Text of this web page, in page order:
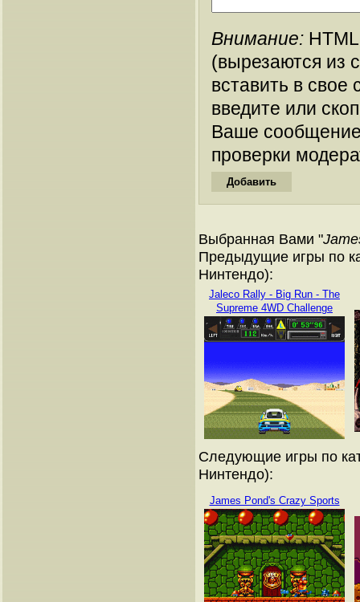
Внимание:
(вырезаются из
вставить в
введите или
Ваше
проверки
Выбранная Вами "
Предыдущие игры по
Нинтендо):
Jaleco Rally - Big Run - The
Supreme 4WD Challenge
Следующие игры по
Нинтендо):
James Pond's Crazy Sports